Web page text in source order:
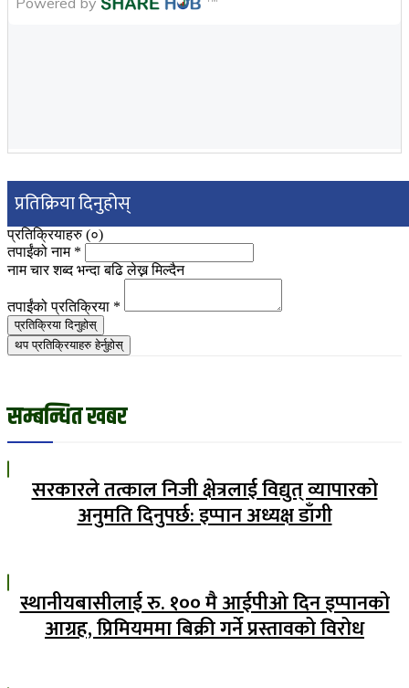
प्रतिक्रिया दिनुहोस्
प्रतिक्रियाहरु (०)
तपाईंको नाम *
नाम चार शब्द भन्दा बढि लेख्न मिल्दैन
तपाईंको प्रतिक्रिया *
प्रतिक्रिया दिनुहोस्
थप प्रतिक्रियाहरु हेर्नुहोस्
सम्बन्धित खबर
सरकारले तत्काल निजी क्षेत्रलाई विद्युत् व्यापारको
अनुमति दिनुपर्छ: इप्पान अध्यक्ष डाँगी
स्थानीयबासीलाई रु. १०० मै आईपीओ दिन इप्पानको
आग्रह, प्रिमियममा बिक्री गर्ने प्रस्तावको विरोध